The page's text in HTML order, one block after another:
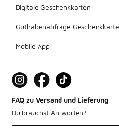
Digitale Geschenkkarten
Guthabenabfrage Geschenkkarte
Mobile App
FAQ zu Versand und Lieferung
Du brauchst Antworten?